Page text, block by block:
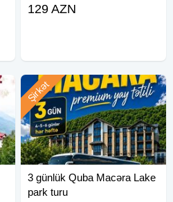
19-20, 22-23, 26-27, 29-30 Avqust
129 AZN
3 günlük Quba Macəra Lake
park turu
Şirkət